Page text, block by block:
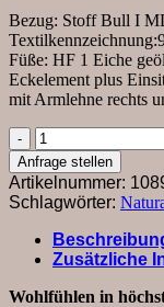
Bezug: Stoff Bull I
Füße: HF 1 Eiche
Eckelement plus
mit Armlehne rechts
Ecksofa
Philadelphia
-
Ecke
links,
2,5-
Sitzer,
Kopfteil
verstellbar
Anfrage stellen
Artikelnummer:
Schlagwörter:
Zusätzliche
Wohlfühlen in